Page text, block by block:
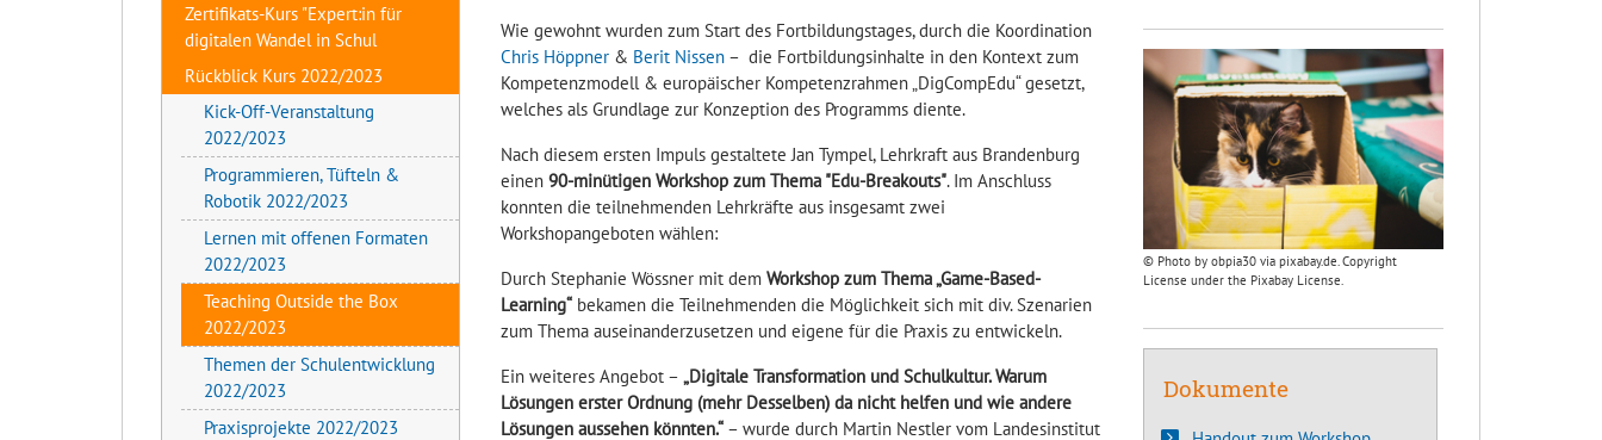
Wie gewohnt wurden zum Start des Fortbildungstages, durch die Koordination
Chris Höppner & Berit Nissen – die Fortbildungsinhalte in den Kontext zum
Kompetenzmodell & europäischer Kompetenzrahmen „DigCompEdu“ gesetzt,
welches als Grundlage zur Konzeption des Programms diente.
Nach diesem ersten Impuls gestaltete Jan Tympel, Lehrkraft aus Brandenburg
einen90-minütigen Workshop zum Thema "Edu-Breakouts". Im Anschluss
konnten die teilnehmenden Lehrkräfte aus insgesamt zwei
Workshopangeboten wählen:
Durch Stephanie Wössner mit demWorkshop zum Thema „Game-Based-
Learning“ bekamen die Teilnehmenden die Möglichkeit sich mit div. Szenarien
zum Thema auseinanderzusetzen und eigene für die Praxis zu entwickeln.
Ein weiteres Angebot – „Digitale Transformation und Schulkultur. Warum
Lösungen erster Ordnung (mehr Desselben) da nicht helfen und wie andere
Lösungen aussehen könnten.“ – wurde durch Martin Nestler vom Landesinstitut
Zertifikats-Kurs "Expert:in für
digitalen Wandel in Schul
Rückblick Kurs 2022/2023
Kick-Off-Veranstaltung
2022/2023
Programmieren, Tüfteln &
Robotik 2022/2023
Lernen mit offenen Formaten
2022/2023
Teaching Outside the Box
2022/2023
Themen der Schulentwicklung
2022/2023
Praxisprojekte 2022/2023
© Photo by obpia30 via pixabay.de. Copyright
License under the Pixabay License.
Dokumente